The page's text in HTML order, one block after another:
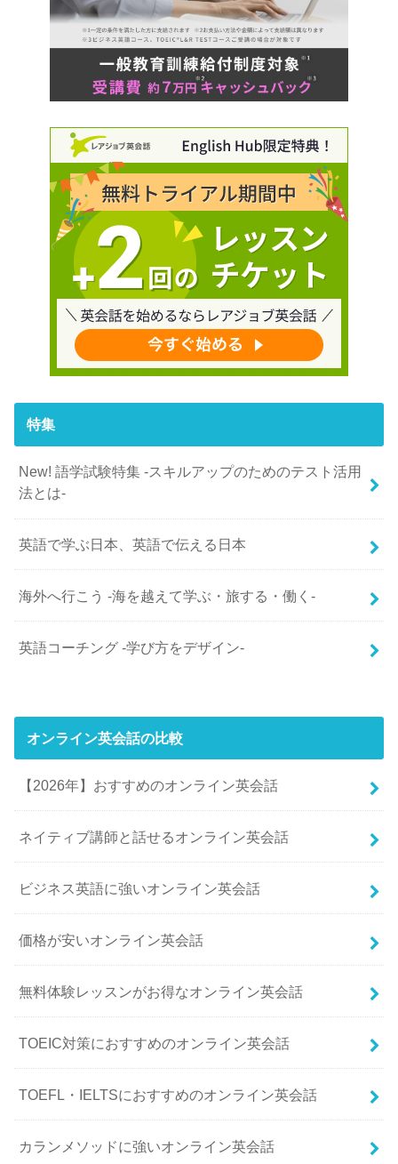
特集
New! 語学試験特集 -スキルアップのためのテスト活用
法とは-
英語で学ぶ日本、英語で伝える日本
海外へ行こう -海を越えて学ぶ・旅する・働く-
英語コーチング -学び方をデザイン-
オンライン英会話の比較
【2026年】おすすめのオンライン英会話
ネイティブ講師と話せるオンライン英会話
ビジネス英語に強いオンライン英会話
価格が安いオンライン英会話
無料体験レッスンがお得なオンライン英会話
TOEIC対策におすすめのオンライン英会話
TOEFL・IELTSにおすすめのオンライン英会話
カランメソッドに強いオンライン英会話